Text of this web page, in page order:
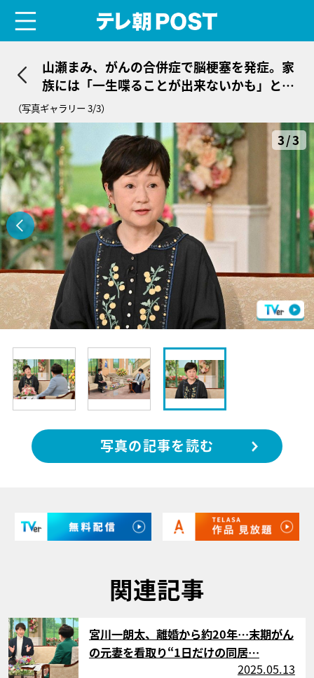
山瀬まみ、がんの合併症で脳梗塞を発症。家
族には「一生喋ることが出来ないかも」と過
酷な言葉も
（写真ギャラリー 3/3）
3/3
写真の記事を読む
関連記事
サムネイル
宮川一朗太、離婚から約20年…末期がん
の元妻を看取り“1日だけの同居…
2025.05.13